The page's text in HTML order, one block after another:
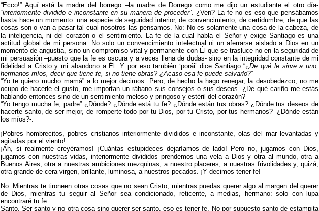
“Ecco!” Aquí está la madre del borrego –la madre de Dorrego como me dijo un estudiante el otro día-
“interiormente dividido e inconstante en su manera de proceder”. ¿Ven? La fe no es eso que pensábamos
hasta hace un momento: una especie de seguridad interior, de convencimiento, de certidumbre, de que las
cosas son o van a pasar tal cual nosotros las pensamos. No: No es solamente una cosa de la cabeza, de
la inteligencia, ni del corazón o el sentimiento. La fe de la cual habla el Señor y exige Santiago es una
actitud global de mi persona. No solo un convencimiento intelectual ni un aferrarse aislado a Dios en un
momento de angustia, sino un compromiso vital y permanente con Él que se trasluce no en la seguridad de
mi persuasión –puesto que la fe es oscura y a veces llena de dudas- sino en la integridad constante de mi
fidelidad a Cristo y mi abandono a Él. Y por eso también ‘porái’ dice Santiago “¿De qué le sirve a uno,
hermanos míos, decir que tiene fe, si no tiene obras? ¿Acaso esa fe puede salvarlo?”
“Yo te quiero mucho mamá” a lo mejor decimos. Pero, de hecho la hago renegar, la desobedezco, no me
ocupo de hacerle el gusto, me importan un rábano sus consejos o sus deseos. ¿De qué cariño me estás
hablando entonces sino de un sentimiento meloso y pringoso y estéril del corazón?
“Yo tengo mucha fe, padre” ¿Dónde? ¿Dónde está tu fe? ¿Dónde están tus obras? ¿Dónde tus deseos de
hacerte santo, de ser mejor, de romperte todo por tu Dios, por tu Cristo, por tus hermanos? -¿Dónde están
los míos?-.
¡Pobres hombrecitos, pobres cristianos interiormente divididos e inconstante, olas del mar levantadas y
agitadas por el viento!
¡Ah, si realmente creyéramos! ¡Cuántas estupideces dejaríamos de lado! Pero no, jugamos con Dios,
jugamos con nuestras vidas, interiormente divididos prendemos una vela a Dios y otra al mundo, otra a
Buenos Aires, otra a nuestras ambiciones mezquinas, a nuestro placeres, a nuestras frivolidades y, quizá,
otra grande de cera virgen, brillante, luminosa, a nuestros pecados. ¡Y decimos tener fe!
No. Mientras te tironeen otras cosas que no sean Cristo, mientras puedas querer algo al margen del querer
de Dios, mientras tu seguir al Señor sea condicionado, reticente, a medias, hermano: solo con lupa
encontraré tu fe.
Santo. Ser santo y no otra cosa sino querer ser santo, eso es tener fe. No por supuesto santo de estampita